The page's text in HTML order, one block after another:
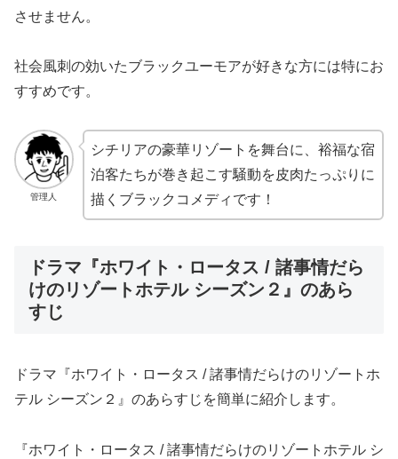
させません。
社会風刺の効いたブラックユーモアが好きな方には特にお
すすめです。
管理人
シチリアの豪華リゾートを舞台に、裕福な宿
泊客たちが巻き起こす騒動を皮肉たっぷりに
描くブラックコメディです！
ドラマ『ホワイト・ロータス / 諸事情だら
けのリゾートホテル シーズン２』のあら
すじ
ドラマ『ホワイト・ロータス / 諸事情だらけのリゾートホ
テル シーズン２』のあらすじを簡単に紹介します。
『ホワイト・ロータス / 諸事情だらけのリゾートホテル シ